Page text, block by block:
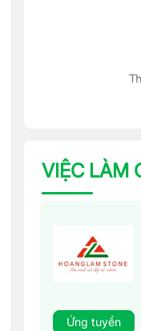
VIỆC LÀM
Ứng tuyển